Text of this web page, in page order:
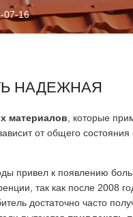
16
НАДЕЖНАЯ
материалов , которые
от общего состояния
привел к появлению
так как после 2008
достаточно часто